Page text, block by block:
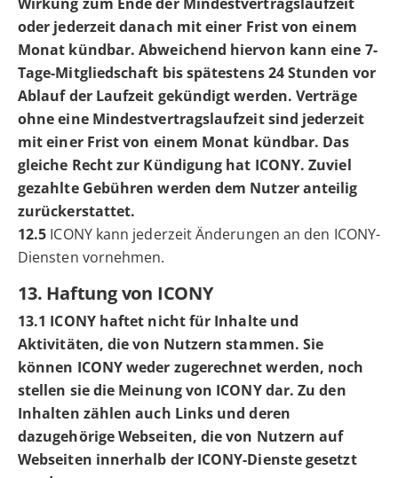
oder jederzeit danach mit einer Frist von einem
Monat kündbar. Abweichend hiervon kann eine 7-
Tage-Mitgliedschaft bis spätestens 24 Stunden vor
Ablauf der Laufzeit gekündigt werden. Verträge
ohne eine Mindestvertragslaufzeit sind jederzeit
mit einer Frist von einem Monat kündbar. Das
gleiche Recht zur Kündigung hat ICONY. Zuviel
gezahlte Gebühren werden dem Nutzer anteilig
zurückerstattet.
12.5 ICONY kann jederzeit Änderungen an den ICONY-
Diensten vornehmen.
13. Haftung von ICONY
13.1 ICONY haftet nicht für Inhalte und
Aktivitäten, die von Nutzern stammen. Sie
können ICONY weder zugerechnet werden, noch
stellen sie die Meinung von ICONY dar. Zu den
Inhalten zählen auch Links und deren
dazugehörige Webseiten, die von Nutzern auf
Webseiten innerhalb der ICONY-Dienste gesetzt